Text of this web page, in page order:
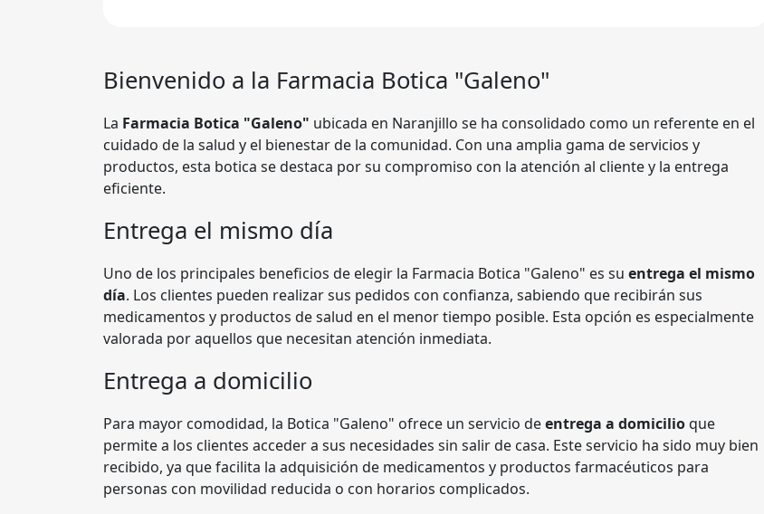
Bienvenido a la Farmacia Botica "Galeno"
La Farmacia Botica "Galeno" ubicada en Naranjillo se ha consolidado como un referente en el
cuidado de la salud y el bienestar de la comunidad. Con una amplia gama de servicios y
productos, esta botica se destaca por su compromiso con la atención al cliente y la entrega
eficiente.
Entrega el mismo día
Uno de los principales beneficios de elegir la Farmacia Botica "Galeno" es su entrega el mismo
día. Los clientes pueden realizar sus pedidos con confianza, sabiendo que recibirán sus
medicamentos y productos de salud en el menor tiempo posible. Esta opción es especialmente
valorada por aquellos que necesitan atención inmediata.
Entrega a domicilio
Para mayor comodidad, la Botica "Galeno" ofrece un servicio deentrega a domicilioque
permite a los clientes acceder a sus necesidades sin salir de casa. Este servicio ha sido muy bien
recibido, ya que facilita la adquisición de medicamentos y productos farmacéuticos para
personas con movilidad reducida o con horarios complicados.